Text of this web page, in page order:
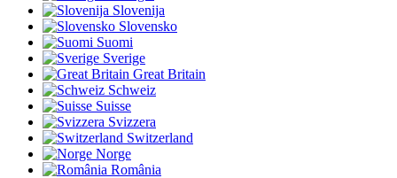
Slovenija
Slovensko
Suomi
Sverige
Great Britain
Schweiz
Suisse
Svizzera
Switzerland
Norge
România